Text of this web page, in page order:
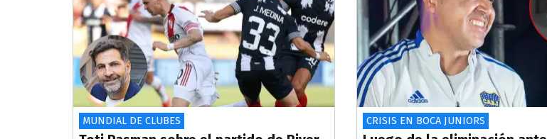
MUNDIAL DE CLUBES CRISIS EN BOCA JUNIORS